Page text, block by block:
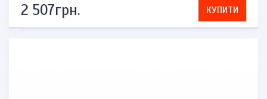
2 507грн. КУПИТИ